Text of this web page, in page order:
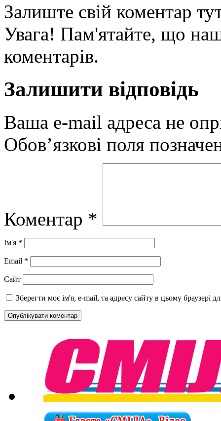
Залиште свій коментар
Увага! Пам'ятайте, що
коментарів.
Залишити відповідь
Ваша e-mail адреса не
Обов’язкові поля
Коментар *
Ім'я *
Email *
Сайт
Зберегти моє ім'я, e-mail, та адресу сайту в цьому браузері